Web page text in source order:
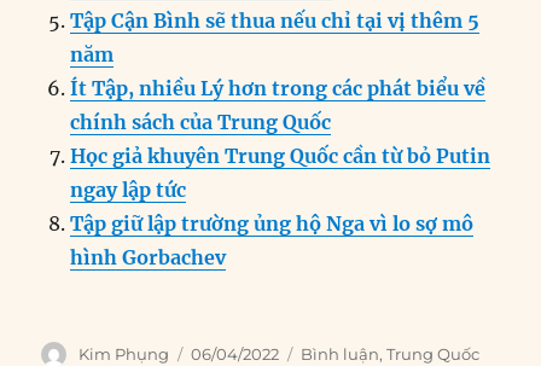
Tập Cận Bình sẽ thua nếu chỉ tại vị thêm 5
năm
Ít Tập, nhiều Lý hơn trong các phát biểu về
chính sách của Trung Quốc
Học giả khuyên Trung Quốc cần từ bỏ Putin
ngay lập tức
Tập giữ lập trường ủng hộ Nga vì lo sợ mô
hình Gorbachev
Author
Kim Phụng
Posted
06/04/2022 Categories
Bình luận,Trung Quốc